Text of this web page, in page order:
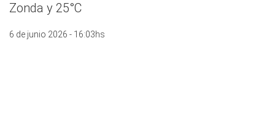
Zonda y 25°C
6 de junio 2026 - 16:03hs